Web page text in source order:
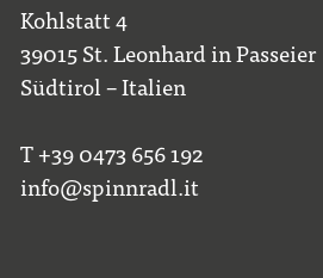
Kohlstatt 4
39015 St. Leonhard in Passeier
Südtirol – Italien
T +39 0473 656 192
info@spinnradl.it